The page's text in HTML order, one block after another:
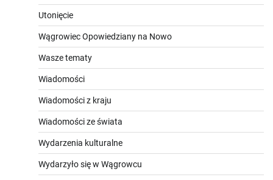
Utonięcie
Wągrowiec Opowiedziany na Nowo
Wasze tematy
Wiadomości
Wiadomości z kraju
Wiadomości ze świata
Wydarzenia kulturalne
Wydarzyło się w Wągrowcu